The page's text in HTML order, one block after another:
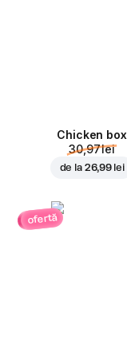
Chicken box
30,97 lei
de la 26,99 lei
ofertă